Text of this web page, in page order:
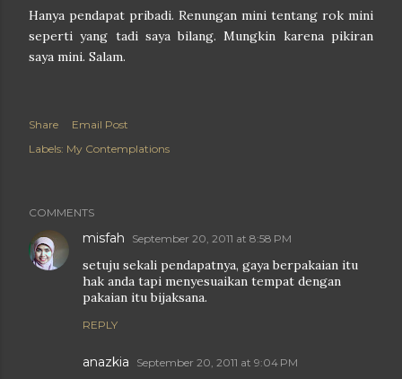
Hanya pendapat pribadi. Renungan mini tentang rok mini
seperti yang tadi saya bilang. Mungkin karena pikiran
saya mini. Salam.
Share
Email Post
Labels: My Contemplations
COMMENTS
misfah September 20, 2011 at 8:58 PM
setuju sekali pendapatnya, gaya berpakaian itu
hak anda tapi menyesuaikan tempat dengan
pakaian itu bijaksana.
REPLY
anazkia September 20, 2011 at 9:04 PM